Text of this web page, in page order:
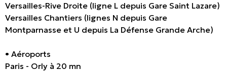
Versailles-Rive Droite (ligne L depuis Gare Saint Lazare)
Versailles Chantiers (lignes N depuis Gare
Montparnasse et U depuis La Défense Grande Arche)
• Aéroports
Paris - Orly à 20 mn